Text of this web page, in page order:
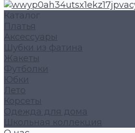
Каталог
Платья
Аксессуары
Шубки из фатина
Жакеты
Футболки
Юбки
Лето
Корсеты
Одежда для дома
Школьная коллекция